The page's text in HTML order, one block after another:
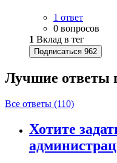
1 ответ
0 вопросов
1 Вклад в тег
Подписаться 962
Лучшие ответы
Все ответы (110)
Хотите